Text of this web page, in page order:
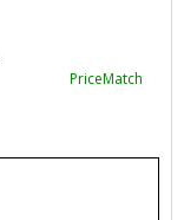
PriceMatch